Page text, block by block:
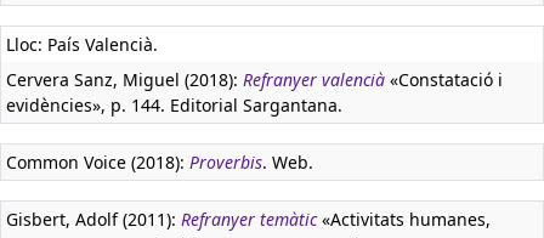
Lloc: País Valencià.
Cervera Sanz, Miguel (2018): Refranyer valencià «Constatació i
evidències», p. 144. Editorial Sargantana.
Common Voice (2018): Proverbis. Web.
Gisbert, Adolf (2011): Refranyer temàtic«Activitats humanes,